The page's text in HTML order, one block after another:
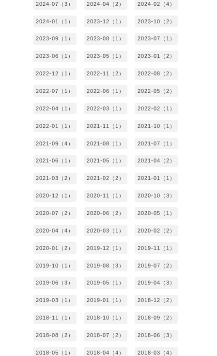
2024-07（3） 2024-04（2） 2024-02（4）
2024-01（1） 2023-12（1） 2023-10（2）
2023-09（1） 2023-08（1） 2023-07（1）
2023-06（1） 2023-05（1） 2023-01（2）
2022-12（1） 2022-11（2） 2022-08（2）
2022-07（1） 2022-06（1） 2022-05（2）
2022-04（1） 2022-03（1） 2022-02（1）
2022-01（1） 2021-11（1） 2021-10（1）
2021-09（4） 2021-08（1） 2021-07（1）
2021-06（1） 2021-05（1） 2021-04（2）
2021-03（2） 2021-02（2） 2021-01（1）
2020-12（1） 2020-11（1） 2020-10（3）
2020-07（2） 2020-06（2） 2020-05（1）
2020-04（4） 2020-03（1） 2020-02（2）
2020-01（2） 2019-12（1） 2019-11（1）
2019-10（1） 2019-08（3） 2019-07（2）
2019-06（3） 2019-05（1） 2019-04（3）
2019-03（1） 2019-01（1） 2018-12（2）
2018-11（1） 2018-10（1） 2018-09（2）
2018-08（2） 2018-07（2） 2018-06（3）
2018-05（1） 2018-04（4） 2018-03（4）